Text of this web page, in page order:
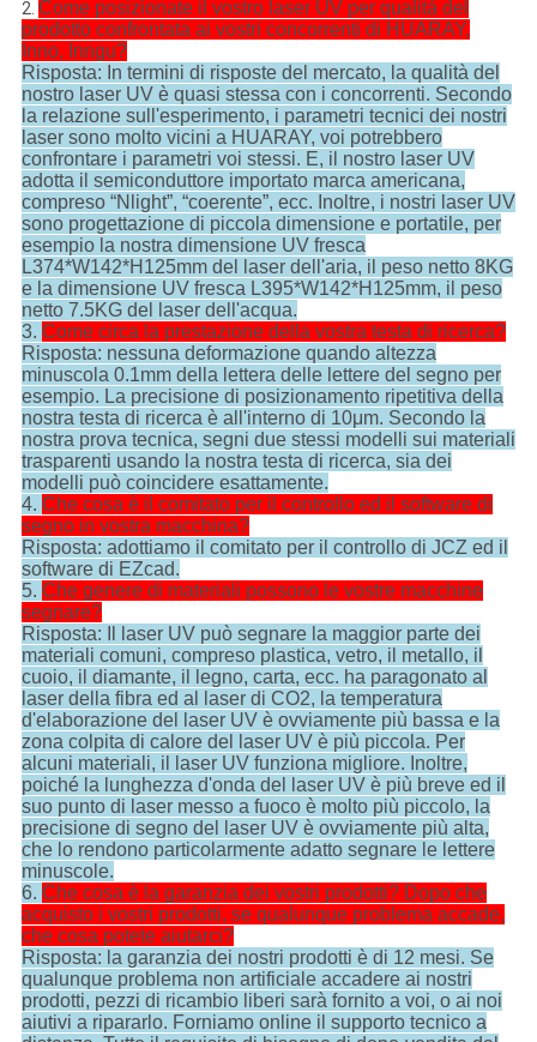
2. Come posizionate il vostro laser UV per qualità del
prodotto confrontata ai vostri concorrenti di HUARAY,
Inno, Inngu?
Risposta: In termini di risposte del mercato, la qualità del
nostro laser UV è quasi stessa con i concorrenti. Secondo
la relazione sull'esperimento, i parametri tecnici dei nostri
laser sono molto vicini a HUARAY, voi potrebbero
confrontare i parametri voi stessi. E, il nostro laser UV
adotta il semiconduttore importato marca americana,
compreso “Nlight”, “coerente”, ecc. Inoltre, i nostri laser UV
sono progettazione di piccola dimensione e portatile, per
esempio la nostra dimensione UV fresca
L374*W142*H125mm del laser dell'aria, il peso netto 8KG
e la dimensione UV fresca L395*W142*H125mm, il peso
netto 7.5KG del laser dell'acqua.
3. Come circa la prestazione della vostra testa di ricerca?
Risposta: nessuna deformazione quando altezza
minuscola 0.1mm della lettera delle lettere del segno per
esempio. La precisione di posizionamento ripetitiva della
nostra testa di ricerca è all'interno di 10μm. Secondo la
nostra prova tecnica, segni due stessi modelli sui materiali
trasparenti usando la nostra testa di ricerca, sia dei
modelli può coincidere esattamente.
4. Che cosa è il comitato per il controllo ed il software di
segno in vostra macchina?
Risposta: adottiamo il comitato per il controllo di JCZ ed il
software di EZcad.
5. Che genere di materiali possono le vostre macchine
segnare?
Risposta: Il laser UV può segnare la maggior parte dei
materiali comuni, compreso plastica, vetro, il metallo, il
cuoio, il diamante, il legno, carta, ecc. ha paragonato al
laser della fibra ed al laser di CO2, la temperatura
d'elaborazione del laser UV è ovviamente più bassa e la
zona colpita di calore del laser UV è più piccola. Per
alcuni materiali, il laser UV funziona migliore. Inoltre,
poiché la lunghezza d'onda del laser UV è più breve ed il
suo punto di laser messo a fuoco è molto più piccolo, la
precisione di segno del laser UV è ovviamente più alta,
che lo rendono particolarmente adatto segnare le lettere
minuscole.
6. Che cosa è la garanzia dei vostri prodotti? Dopo che
acquisto i vostri prodotti, se qualunque problema accade,
che cosa potete aiutarci?
Risposta: la garanzia dei nostri prodotti è di 12 mesi. Se
qualunque problema non artificiale accadere ai nostri
prodotti, pezzi di ricambio liberi sarà fornito a voi, o ai noi
aiutivi a ripararlo. Forniamo online il supporto tecnico a